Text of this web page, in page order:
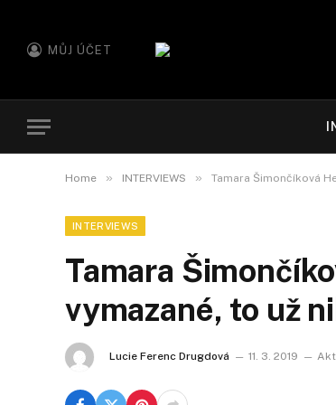
MŮJ ÚČET
Home » INTERVIEWS » Tamara Šimončíková
INTERVIEWS
Tamara
vymazané, to už
Lucie Ferenc Drugdová 11. 3. 2019